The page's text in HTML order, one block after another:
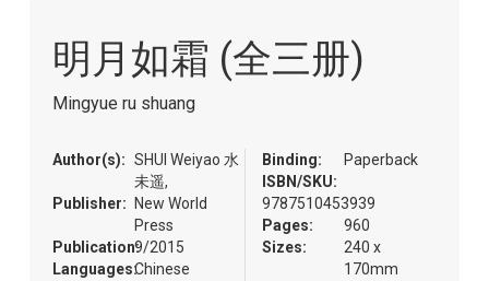
beginning
images
gallery
明月如霜 (全三册)
Mingyue ru shuang
Author(s): SHUI Weiyao 水
未遥,
Publisher:
New World
Press
Publication:9/2015
Languages:Chinese
Binding:
Paperback
ISBN/SKU:
9787510453939
Pages:
960
Sizes:
240 x
170mm